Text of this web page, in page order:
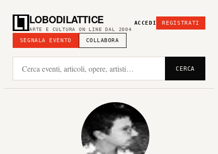
LOBODILATTICE
ARTE E CULTURA ON LINE DAL 2004
SEGNALA EVENTO COLLABORA
ACCEDI REGISTRATI
CERCA